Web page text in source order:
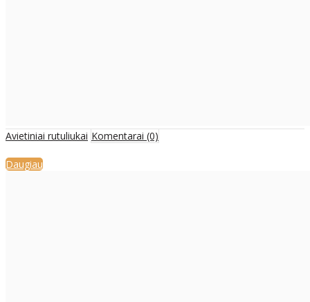
Avietiniai rutuliukai Komentarai (0)
Daugiau